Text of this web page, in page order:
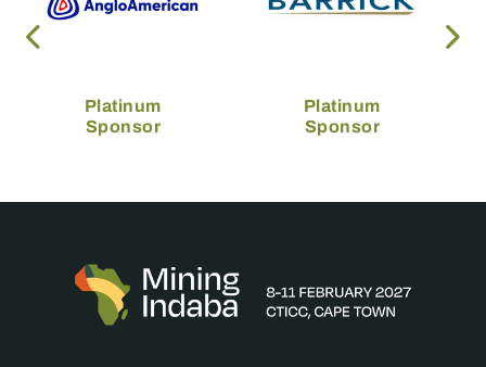
Platinum
Sponsor
Platinum
Sponsor